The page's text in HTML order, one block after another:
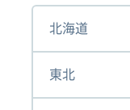
北海道
東北